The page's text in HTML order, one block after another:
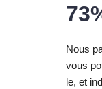
Nous
vous
le, et